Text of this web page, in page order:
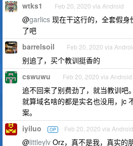
wtks1 Feb 20, 2020 via Android
@garlics 现在干这行的，全套假
了吧
barrelsoil Feb 20, 2020 via
别追了，买个教训挺香的
cswuwu Feb 20, 2020 via Android
追不回来了别费劲了，就当教训吧。
就算域名啥的都是实名也没用，jc
案。
iyiluo OP Feb 20, 2020 via Android
@littleylv Orz，真不是我，真实的